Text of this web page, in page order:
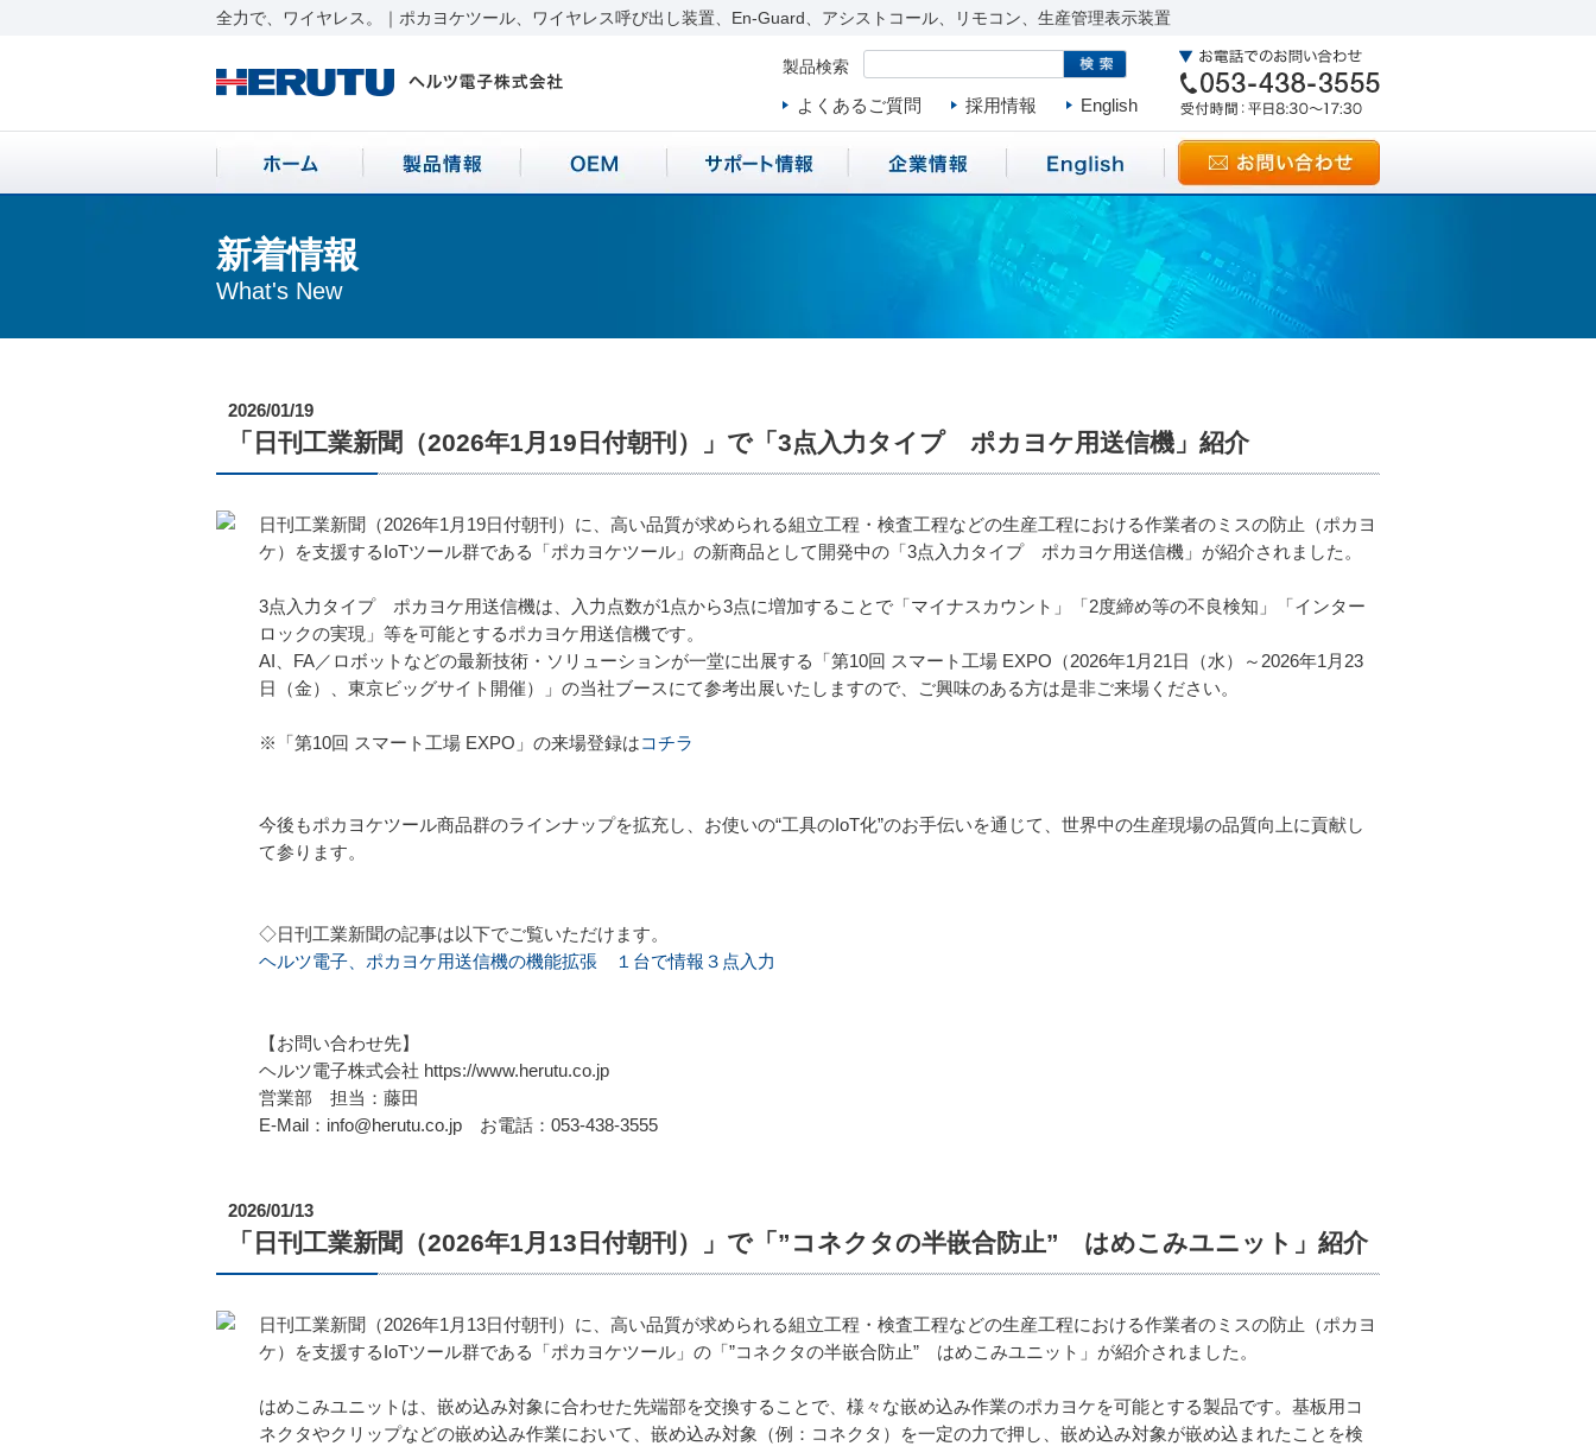
全力で、ワイヤレス。｜ポカヨケツール、ワイヤレス呼び出し装置、En-Guard、アシストコール、リモコン、生産管理表示装置
製品検索
よくあるご質問 採用情報 English
新着情報
What's New
2026/01/19
「日刊工業新聞（2026年1月19日付朝刊）」で「3点入力タイプ ポカヨケ用送信機」紹介
日刊工業新聞（2026年1月19日付朝刊）に、高い品質が求められる組立工程・検査工程などの生産工程における作業者のミスの防止（ポカヨ
ケ）を支援するIoTツール群である「ポカヨケツール」の新商品として開発中の「3点入力タイプ ポカヨケ用送信機」が紹介されました。
3点入力タイプ ポカヨケ用送信機は、入力点数が1点から3点に増加することで「マイナスカウント」「2度締め等の不良検知」「インター
ロックの実現」等を可能とするポカヨケ用送信機です。
AI、FA／ロボットなどの最新技術・ソリューションが一堂に出展する「第10回 スマート工場 EXPO（2026年1月21日（水）～2026年1月23
日（金）、東京ビッグサイト開催）」の当社ブースにて参考出展いたしますので、ご興味のある方は是非ご来場ください。
※「第10回 スマート工場 EXPO」の来場登録はコチラ
今後もポカヨケツール商品群のラインナップを拡充し、お使いの“工具のIoT化”のお手伝いを通じて、世界中の生産現場の品質向上に貢献し
て参ります。
◇日刊工業新聞の記事は以下でご覧いただけます。
ヘルツ電子、ポカヨケ用送信機の機能拡張 １台で情報３点入力
【お問い合わせ先】
ヘルツ電子株式会社 https://www.herutu.co.jp
営業部 担当：藤田
E-Mail：info@herutu.co.jp お電話：053-438-3555
2026/01/13
「日刊工業新聞（2026年1月13日付朝刊）」で「”コネクタの半嵌合防止” はめこみユニット」紹介
日刊工業新聞（2026年1月13日付朝刊）に、高い品質が求められる組立工程・検査工程などの生産工程における作業者のミスの防止（ポカヨ
ケ）を支援するIoTツール群である「ポカヨケツール」の「”コネクタの半嵌合防止” はめこみユニット」が紹介されました。
はめこみユニットは、嵌め込み対象に合わせた先端部を交換することで、様々な嵌め込み作業のポカヨケを可能とする製品です。基板用コ
ネクタやクリップなどの嵌め込み作業において、嵌め込み対象（例：コネクタ）を一定の力で押し、嵌め込み対象が嵌め込まれたことを検